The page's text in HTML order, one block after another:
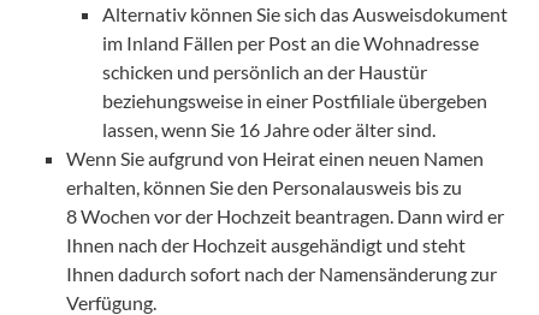
Alternativ können Sie sich das Ausweisdokument
im Inland Fällen per Post an die Wohnadresse
schicken und persönlich an der Haustür
beziehungsweise in einer Postfiliale übergeben
lassen, wenn Sie 16 Jahre oder älter sind.
Wenn Sie aufgrund von Heirat einen neuen Namen
erhalten, können Sie den Personalausweis bis zu
8 Wochen vor der Hochzeit beantragen. Dann wird er
Ihnen nach der Hochzeit ausgehändigt und steht
Ihnen dadurch sofort nach der Namensänderung zur
Verfügung.